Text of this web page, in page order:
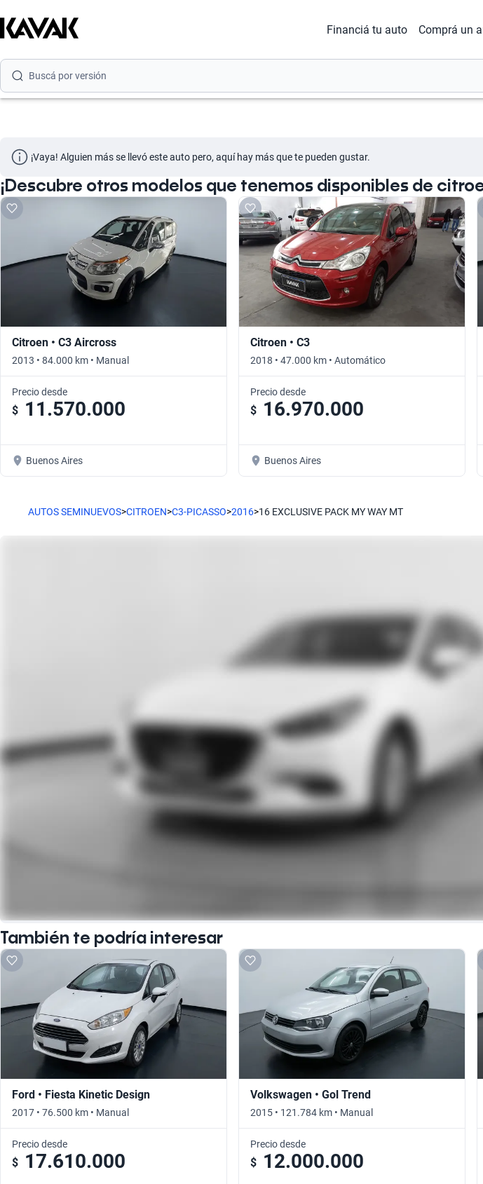
Financiá tu auto Comprá un
Buscá por versión
Buscá por versión
¡Vaya! Alguien más se llevó este auto pero, aquí hay más que te pueden gustar.
¡Descubre otros modelos que tenemos disponibles de
Citroen • C3 Aircross
2013 • 84.000 km • Manual
Precio desde
$ 11.570.000
Buenos Aires
Citroen • C3
2018 • 47.000 km • Automático
Precio desde
$ 16.970.000
Buenos Aires
AUTOS SEMINUEVOS>CITROEN>C3-PICASSO>2016>16 EXCLUSIVE PACK MY WAY MT
También te podría interesar
Ford • Fiesta Kinetic Design
2017 • 76.500 km • Manual
Precio desde
$ 17.610.000
Volkswagen • Gol Trend
2015 • 121.784 km • Manual
Precio desde
$ 12.000.000